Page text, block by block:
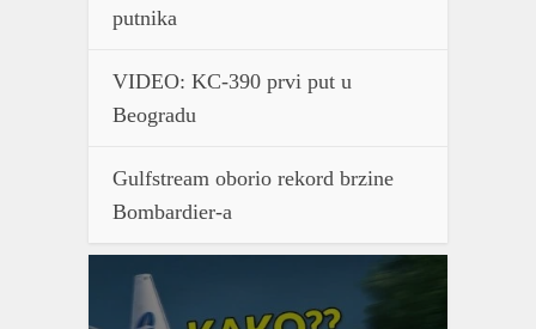
putnika
VIDEO: KC-390 prvi put u
Beogradu
Gulfstream oborio rekord brzine
Bombardier-a